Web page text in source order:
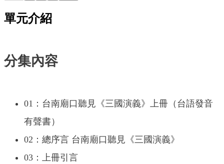
單元介紹
分集內容
01：台南廟口聽見《三國演義》上冊（台語發音
有聲書）
02：總序言 台南廟口聽見《三國演義》
03：上冊引言